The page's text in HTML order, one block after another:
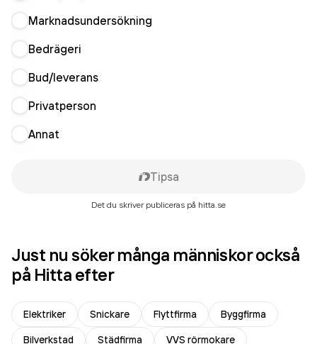
Marknadsundersökning
Bedrägeri
Bud/leverans
Privatperson
Annat
Tipsa
Det du skriver publiceras på hitta.se
Just nu söker många människor också
på Hitta efter
Elektriker Snickare Flyttfirma
Byggfirma
Bilverkstad
Städfirma VVS rörmokare